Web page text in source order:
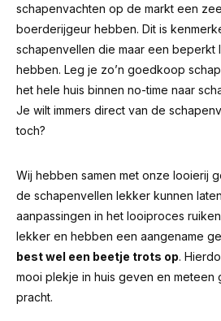
schapenvachten op de markt een
boerderijgeur hebben. Dit is
schapenvellen die maar een
hebben. Leg je zo’n goedkoop
het hele huis binnen no-time naar
Je wilt immers direct van de
toch?
Wij hebben samen met onze looierij
de schapenvellen lekker kunnen
aanpassingen in het looiproces
lekker en hebben een aangename
best wel een beetje trots op.
mooi plekje in huis geven en meteen
pracht.